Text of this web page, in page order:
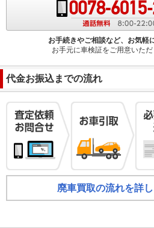
お手続きやご相談など、お気軽
お手元に車検証をご用意いただ
代金お振込までの流れ
廃車買取の流れを詳